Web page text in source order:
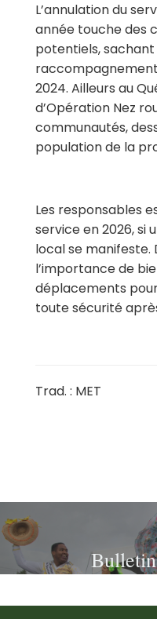
L’annulation du
année touche des
potentiels,
2024. Ailleurs au
d’Opération Nez
communautés,
population de la
Les responsables
service en 2026, si
local se manifeste.
l’importance de
déplacements
toute sécurité
Trad. : MET